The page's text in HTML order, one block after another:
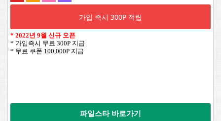
가입 즉시 300P 적립
* 2022년 9월 신규 오픈
* 가입즉시 무료 300P 지급
* 무료 쿠폰 100,000P 지급
파일스타 바로가기